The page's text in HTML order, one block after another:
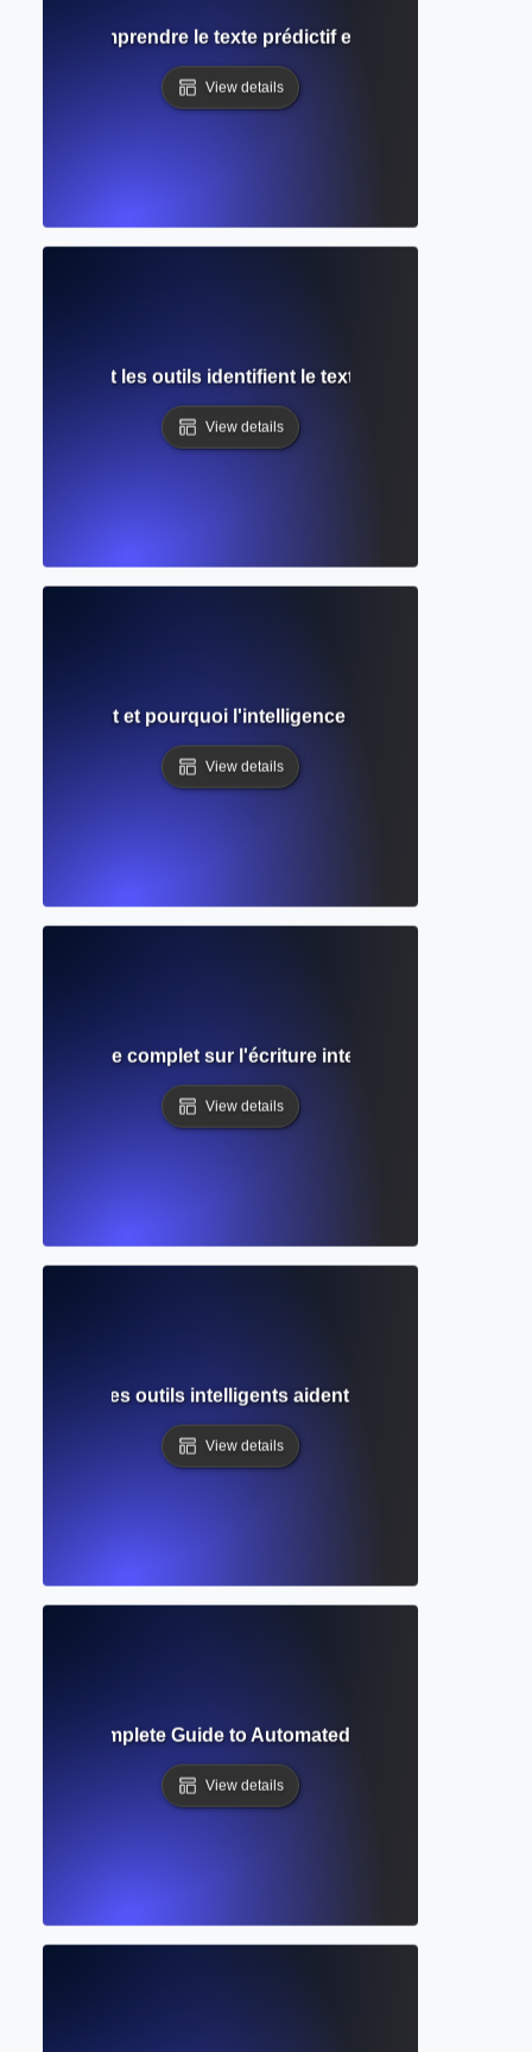
IA ? Comprendre le texte prédictif et les suggestions
View details
? Comment les outils identifient le texte généré par l'IA
View details
? Comment et pourquoi l'intelligence artificielle invente-
View details
IA ? Guide complet sur l'écriture intelligente et le
View details
des outils intelligents aident à réécrire le texte
View details
Complete Guide to Automated Grammar and
View details